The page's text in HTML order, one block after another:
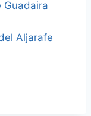
Guadaira
Aljarafe